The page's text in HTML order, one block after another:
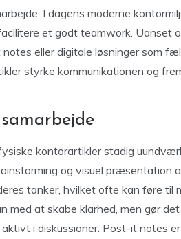
I dagens moderne
et godt teamwork. Uanset
eller digitale løsninger som
styrke kommunikationen og
kontorartikler stadig
og visuel præsentation
tanker, hvilket ofte kan føre til
med at skabe klarhed, men gør
i diskussioner. Post-it notes